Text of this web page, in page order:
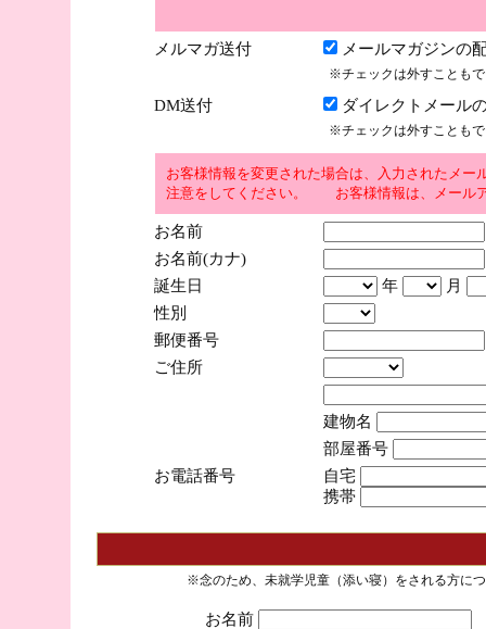
メルマガ送付 メールマガジンの
※チェックは外すことも
DM送付 ダイレクトメール
※チェックは外すことも
お客様情報を変更された場合は、入力されたメ
注意をしてください。 お客様情報は、メール
お名前
お名前(カナ)
誕生日
年
月
性別
郵便番号
ご住所
建物名
部屋番号
お電話番号
自宅
携帯
※念のため、未就学児童（添い寝）をされる方に
お名前